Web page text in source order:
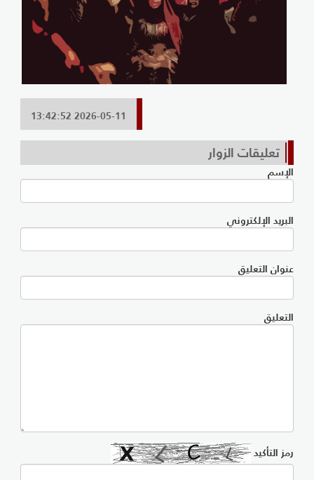
2026-05-11 13:42:52
تعليقات الزوار
الإسم
البريد الإلكتروني
عنوان التعليق
التعليق
رمز التأكيد